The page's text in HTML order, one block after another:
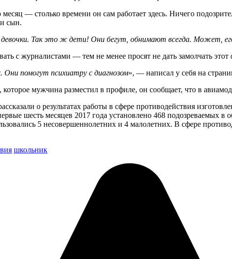
— столько времени он сам работает здесь. Ничего
сын.
девочки. Так это ж дети! Они бегут, обнимают всегда. Может,
с журналистами — тем не менее просят не дать замолчать этот
Они помогут психиатру с диагнозом», — написал у себя на
мужчина разместил в профиле, он сообщает, что в
о результатах работы в сфере противодействия
шесть месяцев 2017 года установлено 468 подозреваемых
5 несовершеннолетних и 4 малолетних. В сфере
школьник